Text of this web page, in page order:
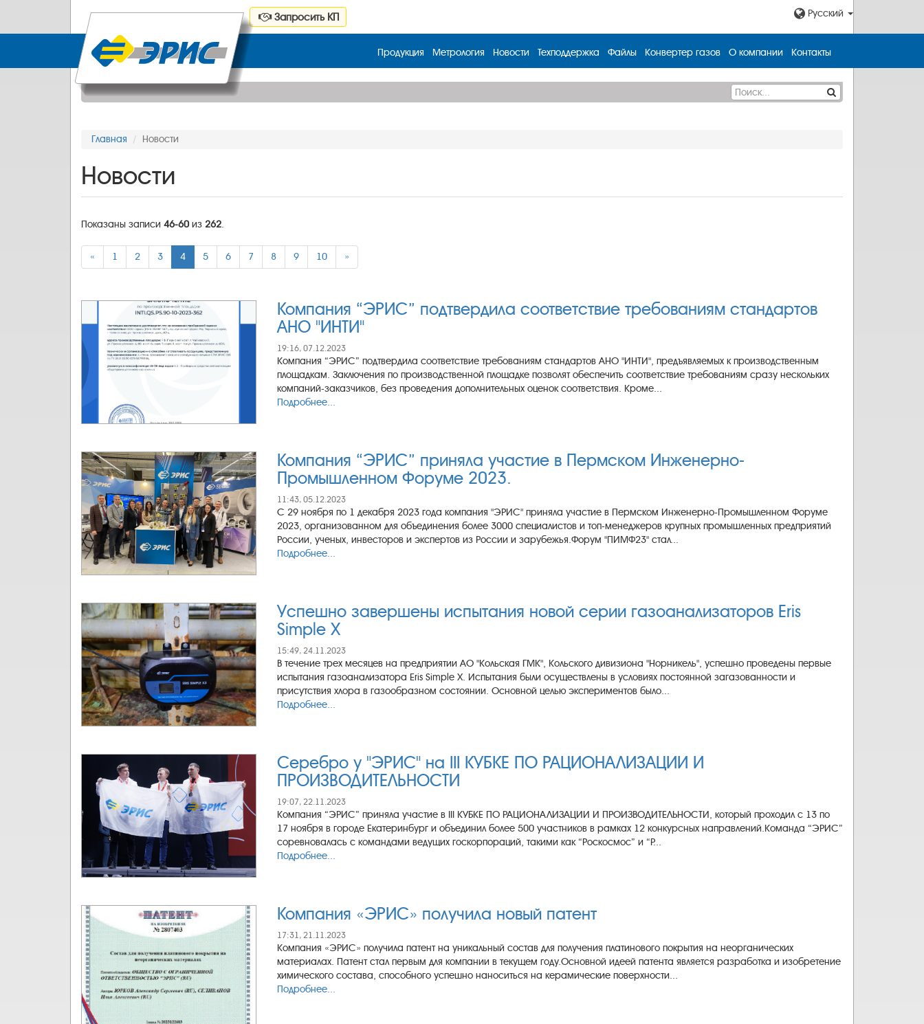
Запросить КП Русский
Продукция Метрология Новости Техподдержка Файлы Конвертер газов О компании Контакты
Главная Новости
Новости
Показаны записи 46-60 из 262.
« 1 2 3 4 5 6 7 8 9 10 »
Компания “ЭРИС” подтвердила соответствие требованиям стандартов
АНО "ИНТИ"
19:16, 07.12.2023
Компания “ЭРИС” подтвердила соответствие требованиям стандартов АНО "ИНТИ", предъявляемых к производственным
площадкам. Заключения по производственной площадке позволят обеспечить соответствие требованиям сразу нескольких
компаний-заказчиков, без проведения дополнительных оценок соответствия. Кроме...
Подробнее...
Компания “ЭРИС” приняла участие в Пермском Инженерно-
Промышленном Форуме 2023.
11:43, 05.12.2023
С 29 ноября по 1 декабря 2023 года компания "ЭРИС" приняла участие в Пермском Инженерно-Промышленном Форуме
2023, организованном для объединения более 3000 специалистов и топ-менеджеров крупных промышленных предприятий
России, ученых, инвесторов и экспертов из России и зарубежья.Форум "ПИМФ23" стал...
Подробнее...
Успешно завершены испытания новой серии газоанализаторов Eris
Simple X
15:49, 24.11.2023
В течение трех месяцев на предприятии АО "Кольская ГМК", Кольского дивизиона "Норникель", успешно проведены первые
испытания газоанализатора Eris Simple X. Испытания были осуществлены в условиях постоянной загазованности и
присутствия хлора в газообразном состоянии. Основной целью экспериментов было...
Подробнее...
Серебро у "ЭРИС" на III КУБКЕ ПО РАЦИОНАЛИЗАЦИИ И
ПРОИЗВОДИТЕЛЬНОСТИ
19:07, 22.11.2023
Компания “ЭРИС” приняла участие в III КУБКЕ ПО РАЦИОНАЛИЗАЦИИ И ПРОИЗВОДИТЕЛЬНОСТИ, который проходил с 13 по
17 ноября в городе Екатеринбург и объединил более 500 участников в рамках 12 конкурсных направлений.Команда “ЭРИС”
соревновалась с командами ведущих госкорпораций, такими как “Роскосмос” и “Р...
Подробнее...
Компания «ЭРИС» получила новый патент
17:31, 21.11.2023
Компания «ЭРИС» получила патент на уникальный состав для получения платинового покрытия на неорганических
материалах. Патент стал первым для компании в текущем году.Основной идеей патента является разработка и изобретение
химического состава, способного успешно наноситься на керамические поверхности...
Подробнее...